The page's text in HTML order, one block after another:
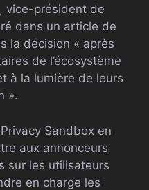
vice-président de
dans un article de
la décision « après
de l’écosystème
à la lumière de leurs
».
Sandbox en
aux annonceurs
sur les utilisateurs
en charge les